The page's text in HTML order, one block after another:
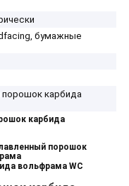
бумажные
порошок карбида
карбида
порошок
вольфрама WC